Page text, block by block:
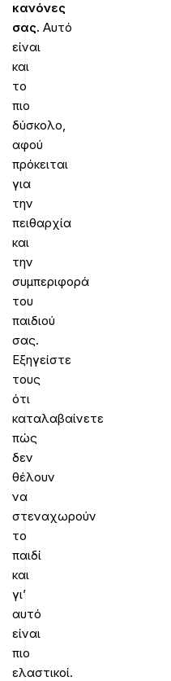
κανόνες
σας. Αυτό
είναι
και
το
πιο
δύσκολο,
αφού
πρόκειται
για
την
πειθαρχία
και
την
συμπεριφορά
του
παιδιού
σας.
Εξηγείστε
τους
ότι
καταλαβαίνετε
πώς
δεν
θέλουν
να
στεναχωρούν
το
παιδί
και
γι’
αυτό
είναι
πιο
ελαστικοί.